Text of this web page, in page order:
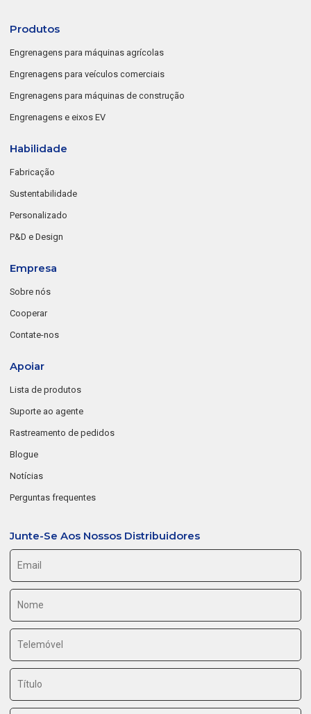
Produtos
Engrenagens para máquinas agrícolas
Engrenagens para veículos comerciais
Engrenagens para máquinas de construção
Engrenagens e eixos EV
Habilidade
Fabricação
Sustentabilidade
Personalizado
P&D e Design
Empresa
Sobre nós
Cooperar
Contate-nos
Apoiar
Lista de produtos
Suporte ao agente
Rastreamento de pedidos
Blogue
Notícias
Perguntas frequentes
Junte-Se Aos Nossos Distribuidores